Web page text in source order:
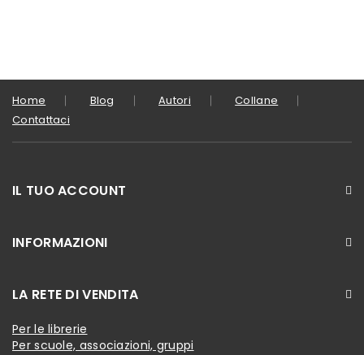
Home Blog Autori
Collane
Contattaci
IL TUO ACCOUNT
INFORMAZIONI
LA RETE DI VENDITA
Per le librerie
Per scuole, associazioni, gruppi